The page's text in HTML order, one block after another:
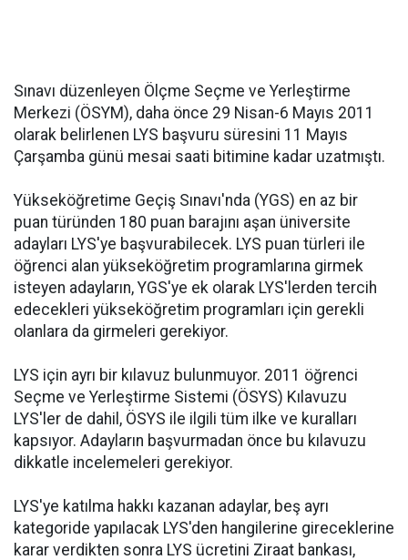
Sınavı düzenleyen Ölçme Seçme ve Yerleştirme
Merkezi (ÖSYM), daha önce 29 Nisan-6 Mayıs 2011
olarak belirlenen LYS başvuru süresini 11 Mayıs
Çarşamba günü mesai saati bitimine kadar uzatmıştı.
Yükseköğretime Geçiş Sınavı'nda (YGS) en az bir
puan türünden 180 puan barajını aşan üniversite
adayları LYS'ye başvurabilecek. LYS puan türleri ile
öğrenci alan yükseköğretim programlarına girmek
isteyen adayların, YGS'ye ek olarak LYS'lerden tercih
edecekleri yükseköğretim programları için gerekli
olanlara da girmeleri gerekiyor.
LYS için ayrı bir kılavuz bulunmuyor. 2011 öğrenci
Seçme ve Yerleştirme Sistemi (ÖSYS) Kılavuzu
LYS'ler de dahil, ÖSYS ile ilgili tüm ilke ve kuralları
kapsıyor. Adayların başvurmadan önce bu kılavuzu
dikkatle incelemeleri gerekiyor.
LYS'ye katılma hakkı kazanan adaylar, beş ayrı
kategoride yapılacak LYS'den hangilerine gireceklerine
karar verdikten sonra LYS ücretini Ziraat bankası,